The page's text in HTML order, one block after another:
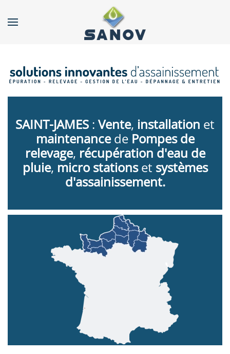
Accéder au contenu principal
SAINT-JAMES : Vente, installation et
maintenancede Pompes de
relevage, récupération d'eau de
pluie, micro stationset systèmes
d'assainissement.